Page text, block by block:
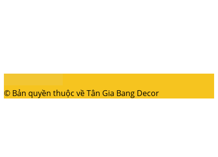
© Bản quyền thuộc về Tân Gia Bang Decor